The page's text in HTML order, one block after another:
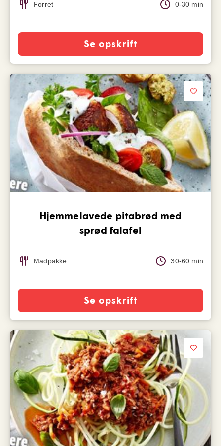
Forret 0-30 min
Se opskrift
Hjemmelavede pitabrød med
sprød falafel
Madpakke 30-60 min
Se opskrift